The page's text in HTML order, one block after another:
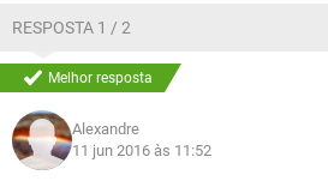
RESPOSTA 1 / 2
Melhor resposta
Alexandre
11 jun 2016 às 11:52